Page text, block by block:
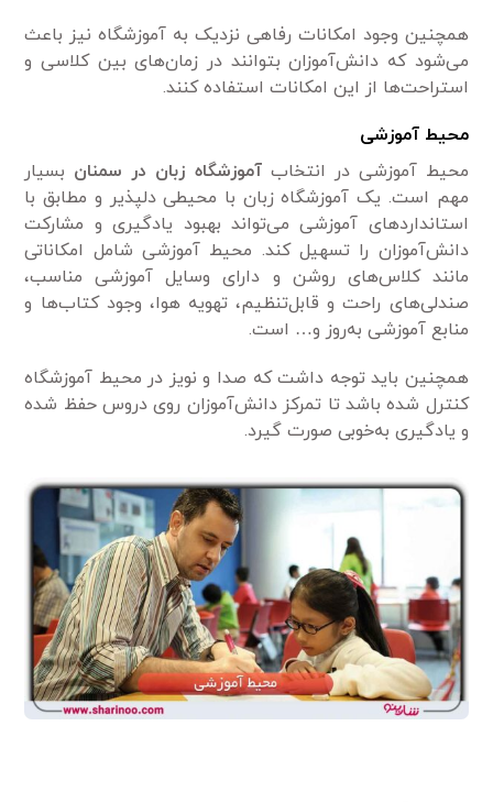
همچنین وجود امکانات رفاهی نزدیک به آموزشگاه نیز باعث
می‌شود که دانش‌آموزان بتوانند در زمان‌های بین کلاسی و
استراحت‌ها از این امکانات استفاده کنند.
محیط آموزشی
محیط آموزشی در انتخابآموزشگاه زبان در سمنان بسیار
مهم است. یک آموزشگاه زبان با محیطی دلپذیر و مطابق با
استانداردهای آموزشی می‌تواند بهبود یادگیری و مشارکت
دانش‌آموزان را تسهیل کند. محیط آموزشی شامل امکاناتی
مانند کلاس‌های روشن و دارای وسایل آموزشی مناسب،
صندلی‌های راحت و قابل‌تنظیم، تهویه هوا، وجود کتاب‌ها و
منابع آموزشی به‌روز و… است.
همچنین باید توجه داشت که صدا و نویز در محیط آموزشگاه
کنترل شده باشد تا تمرکز دانش‌آموزان روی دروس حفظ شده
و یادگیری به‌خوبی صورت گیرد.